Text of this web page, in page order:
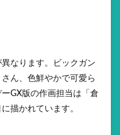
なります。ビックガン
ん、色鮮やかで可愛ら
GX版の作画担当は「倉
描かれています。